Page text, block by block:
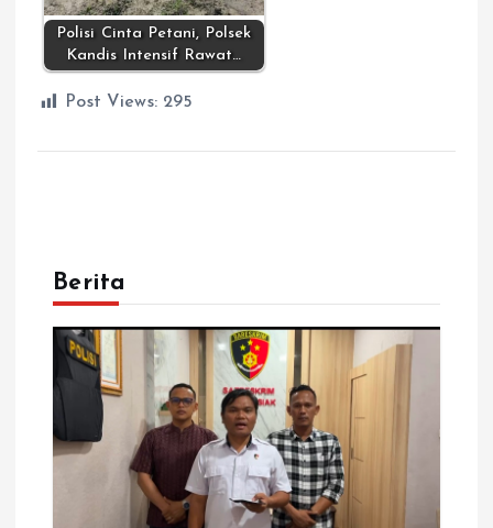
Polisi Cinta Petani, Polsek
Kandis Intensif Rawat…
Post Views: 295
Berita